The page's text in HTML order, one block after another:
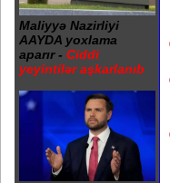
Maliyyə Nazirliyi
AAYDA yoxlama
aparır - Ciddi
yeyintilər aşkarlanıb